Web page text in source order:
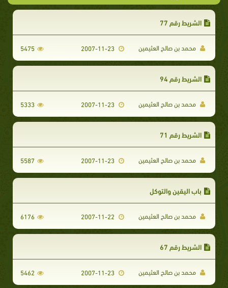
الشريط رقم 77
محمد بن صالح العثيمين 5475
الشريط رقم 94
محمد بن صالح العثيمين 5333
الشريط رقم 71
محمد بن صالح العثيمين 5587
باب اليقين والتوكل
محمد بن صالح العثيمين 6176
الشريط رقم 67
محمد بن صالح العثيمين 5462